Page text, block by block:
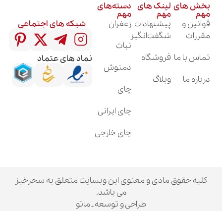
لینک های
مهم
پیشنهادات
شگفت‌انگیز
فروشگاه
وبلاگ
دسته‌های
مهم
زعفران
شبکه های اجتماعی
نماد های عتماد
مادی و معنوی این وبسایت متعلق به سحرخیز
طراحی و توسعه ـ ماتو